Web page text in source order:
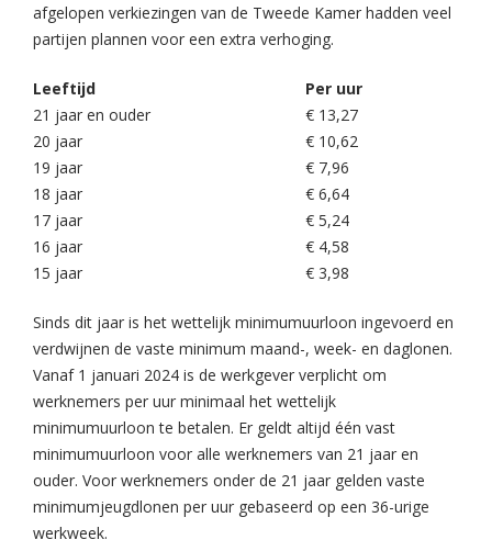
afgelopen verkiezingen van de Tweede Kamer hadden veel
partijen plannen voor een extra verhoging.
Leeftijd
Per uur
21 jaar en ouder
€ 13,27
20 jaar
€ 10,62
19 jaar
€ 7,96
18 jaar
€ 6,64
17 jaar
€ 5,24
16 jaar
€ 4,58
15 jaar
€ 3,98
Sinds dit jaar is het wettelijk minimumuurloon ingevoerd en
verdwijnen de vaste minimum maand-, week- en daglonen.
Vanaf 1 januari 2024 is de werkgever verplicht om
werknemers per uur minimaal het wettelijk
minimumuurloon te betalen. Er geldt altijd één vast
minimumuurloon voor alle werknemers van 21 jaar en
ouder. Voor werknemers onder de 21 jaar gelden vaste
minimumjeugdlonen per uur gebaseerd op een 36-urige
werkweek.